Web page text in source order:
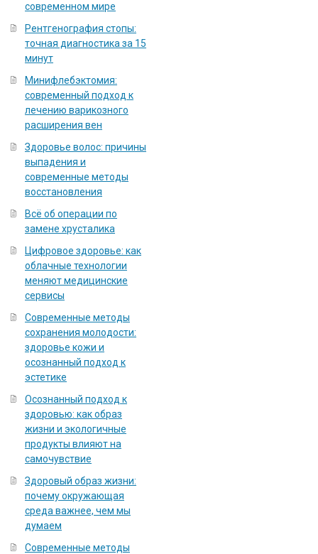
современном мире
Рентгенография стопы:
точная диагностика за 15
минут
Минифлебэктомия:
современный подход к
лечению варикозного
расширения вен
Здоровье волос: причины
выпадения и
современные методы
восстановления
Всё об операции по
замене хрусталика
Цифровое здоровье: как
облачные технологии
меняют медицинские
сервисы
Современные методы
сохранения молодости:
здоровье кожи и
осознанный подход к
эстетике
Осознанный подход к
здоровью: как образ
жизни и экологичные
продукты влияют на
самочувствие
Здоровый образ жизни:
почему окружающая
среда важнее, чем мы
думаем
Современные методы